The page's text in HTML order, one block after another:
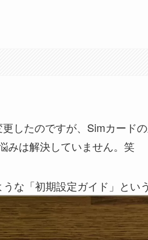
したのですが、Simカード
みは解決していません。笑
な「初期設定ガイド」とい